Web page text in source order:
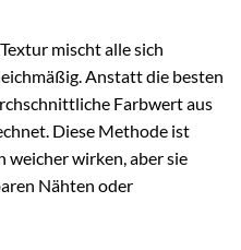
Textur mischt alle sich
Anstatt die besten
Farbwert aus
Diese Methode ist
wirken, aber sie
Nähten oder